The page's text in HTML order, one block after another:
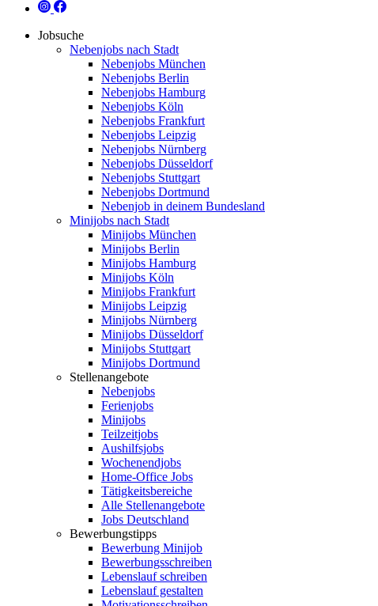
Jobsuche
Nebenjobs nach Stadt
Nebenjobs München
Nebenjobs Berlin
Nebenjobs Hamburg
Nebenjobs Köln
Nebenjobs Frankfurt
Nebenjobs Leipzig
Nebenjobs Nürnberg
Nebenjobs Düsseldorf
Nebenjobs Stuttgart
Nebenjobs Dortmund
Nebenjob in deinem Bundesland
Minijobs nach Stadt
Minijobs München
Minijobs Berlin
Minijobs Hamburg
Minijobs Köln
Minijobs Frankfurt
Minijobs Leipzig
Minijobs Nürnberg
Minijobs Düsseldorf
Minijobs Stuttgart
Minijobs Dortmund
Stellenangebote
Nebenjobs
Ferienjobs
Minijobs
Teilzeitjobs
Aushilfsjobs
Wochenendjobs
Home-Office Jobs
Tätigkeitsbereiche
Alle Stellenangebote
Jobs Deutschland
Bewerbungstipps
Bewerbung Minijob
Bewerbungsschreiben
Lebenslauf schreiben
Lebenslauf gestalten